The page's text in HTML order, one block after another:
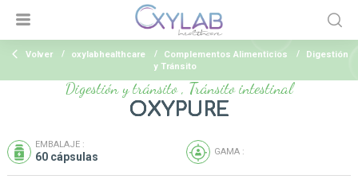
Volver oxylabhealthcare Complementos Alimenticios
Digestión
y Tránsito
Digestión y tránsito , Tránsito intestinal
OXYPURE
EMBALAJE :
60 cápsulas GAMA :